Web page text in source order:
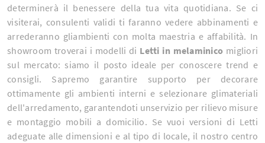
determinerà il benessere della tua vita quotidiana. Se ci
visiterai, consulenti validi ti faranno vedere abbinamenti e
arrederanno gliambienti con molta maestria e affabilità. In
showroom troverai i modelli di Letti in melaminico migliori
sul mercato: siamo il posto ideale per conoscere trend e
consigli. Sapremo garantire supporto per decorare
ottimamente gli ambienti interni e selezionare glimateriali
dell'arredamento, garantendoti unservizio per rilievo misure
e montaggio mobili a domicilio. Se vuoi versioni di Letti
adeguate alle dimensioni e al tipo di locale, il nostro centro